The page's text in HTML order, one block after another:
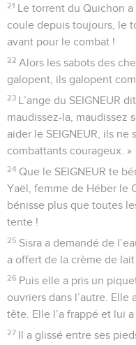
21 Le torrent du Quichon
coule depuis toujours, le
avant pour le combat !
22 Alors les sabots des
galopent, ils galopent
23 L’ange du SEIGNEUR
maudissez-la, maudissez
aider le SEIGNEUR, ils ne
combattants courageux. »
24 Que le SEIGNEUR te
Yaël, femme de Héber le
bénisse plus que toutes
tente !
25 Sisra a demandé de
a offert de la crème de
26 Puis elle a pris un
ouvriers dans l’autre. Elle
tête. Elle l’a frappé et lui
27 Il a glissé entre ses